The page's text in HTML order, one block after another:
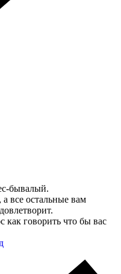
бывалый.
все остальные вам
как говорить что бы вас